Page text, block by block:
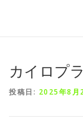
カイロプ
投稿日: 2025年8月